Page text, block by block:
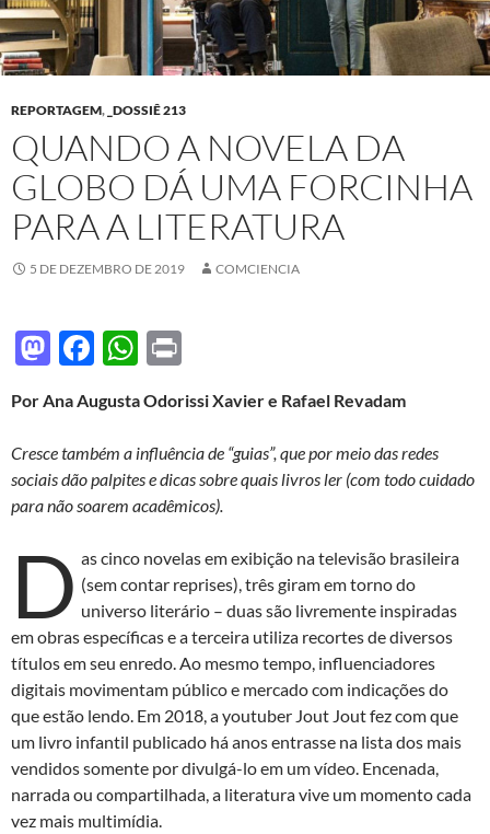
REPORTAGEM, _DOSSIÊ 213
QUANDO A NOVELA DA
GLOBO DÁ UMA FORCINHA
PARA A LITERATURA
5 DE DEZEMBRO DE 2019 COMCIENCIA
M
to
d
o
n
F
e
b
o
o
k
W
at
s
A
p
p
nt
Por Ana Augusta Odorissi Xavier e Rafael Revadam
Cresce também a influência de “guias”, que por meio das redes
sociais dão palpites e dicas sobre quais livros ler (com todo cuidado
para não soarem acadêmicos).
D as cinco novelas em exibição na televisão brasileira
(sem contar reprises), três giram em torno do
universo literário – duas são livremente inspiradas
em obras específicas e a terceira utiliza recortes de diversos
títulos em seu enredo. Ao mesmo tempo, influenciadores
digitais movimentam público e mercado com indicações do
que estão lendo. Em 2018, a youtuber Jout Jout fez com que
um livro infantil publicado há anos entrasse na lista dos mais
vendidos somente por divulgá-lo em um vídeo. Encenada,
narrada ou compartilhada, a literatura vive um momento cada
vez mais multimídia.